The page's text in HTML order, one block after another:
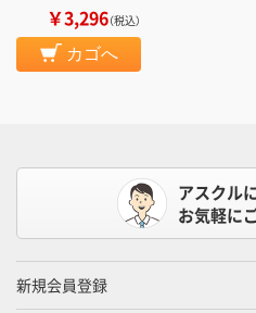
￥3,296（税込）
カゴへ
アスクル
お気軽に
新規会員登録